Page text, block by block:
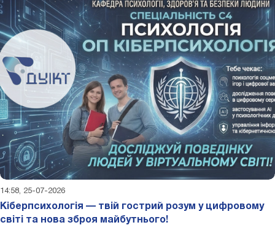
14:58, 25-07-2026
Кіберпсихологія — твій гострий розум у цифровому
світі та нова зброя майбутнього!